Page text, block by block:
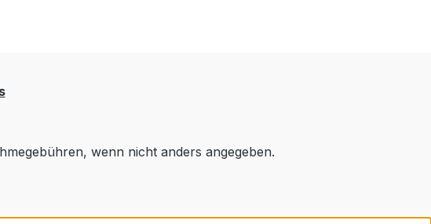
wenn nicht anders angegeben.